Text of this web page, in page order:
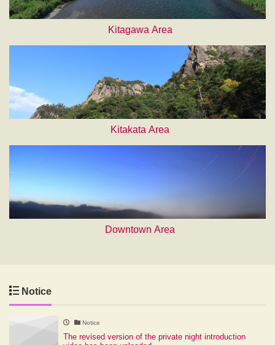
Kitagawa Area
Kitakata Area
Downtown Area
Notice
Notice
The revised version of the private night introduction